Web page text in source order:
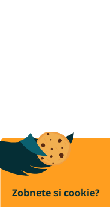
Zobnete si cookie?